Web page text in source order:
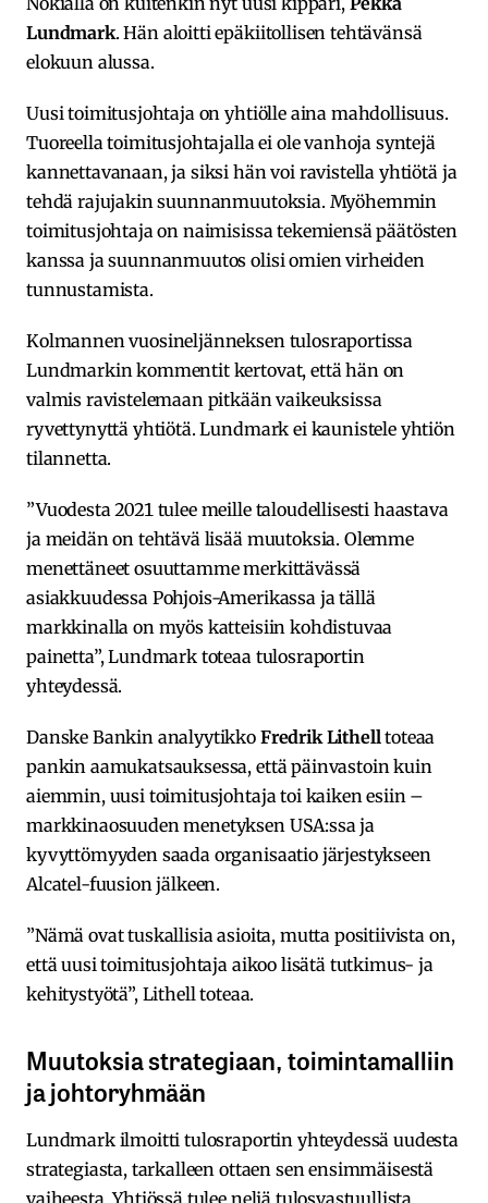
Lundmark. Hän aloitti epäkiitollisen tehtävänsä
elokuun alussa.
Uusi toimitusjohtaja on yhtiölle aina mahdollisuus.
Tuoreella toimitusjohtajalla ei ole vanhoja syntejä
kannettavanaan, ja siksi hän voi ravistella yhtiötä ja
tehdä rajujakin suunnanmuutoksia. Myöhemmin
toimitusjohtaja on naimisissa tekemiensä päätösten
kanssa ja suunnanmuutos olisi omien virheiden
tunnustamista.
Kolmannen vuosineljänneksen tulosraportissa
Lundmarkin kommentit kertovat, että hän on
valmis ravistelemaan pitkään vaikeuksissa
ryvettynyttä yhtiötä. Lundmark ei kaunistele yhtiön
tilannetta.
”Vuodesta 2021 tulee meille taloudellisesti haastava
ja meidän on tehtävä lisää muutoksia. Olemme
menettäneet osuuttamme merkittävässä
asiakkuudessa Pohjois-Amerikassa ja tällä
markkinalla on myös katteisiin kohdistuvaa
painetta”, Lundmark toteaa tulosraportin
yhteydessä.
Danske Bankin analyytikko Fredrik Lithell toteaa
pankin aamukatsauksessa, että päinvastoin kuin
aiemmin, uusi toimitusjohtaja toi kaiken esiin –
markkinaosuuden menetyksen USA:ssa ja
kyvyttömyyden saada organisaatio järjestykseen
Alcatel-fuusion jälkeen.
”Nämä ovat tuskallisia asioita, mutta positiivista on,
että uusi toimitusjohtaja aikoo lisätä tutkimus- ja
kehitystyötä”, Lithell toteaa.
Muutoksia strategiaan, toimintamalliin
ja johtoryhmään
Lundmark ilmoitti tulosraportin yhteydessä uudesta
strategiasta, tarkalleen ottaen sen ensimmäisestä
vaiheesta. Yhtiössä tulee neljä tulosvastuullista